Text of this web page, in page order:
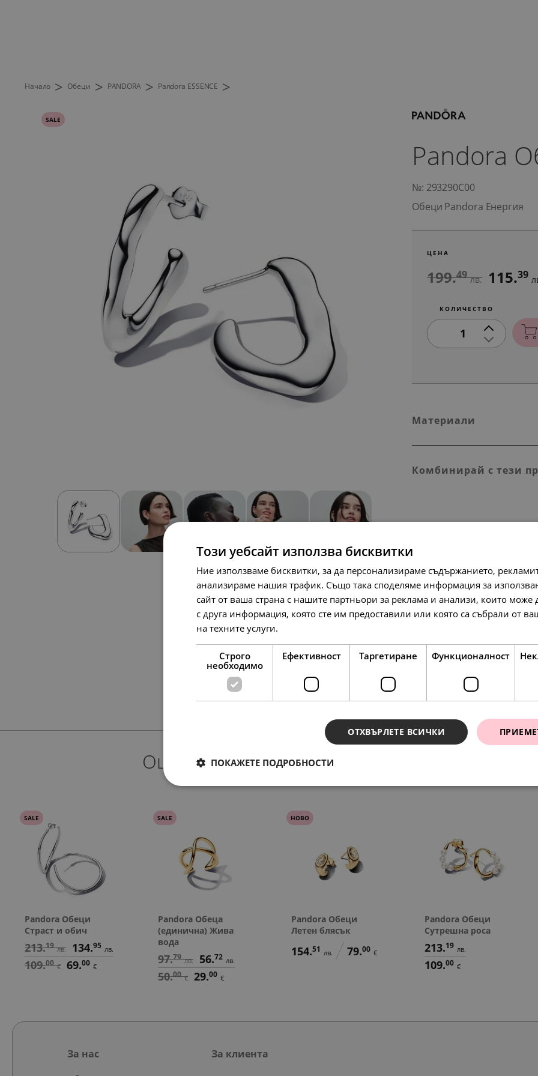
Начало > Обеци > PANDORA > Pandora ESSENCE >
SALE
Pandora
№: 293290C00
Обеци Pandora Енергия
ЦЕНА
199.49 лв. 115.39
КОЛИЧЕСТВО
1
Материали
Комбинирай с тези
258. 17 лв.
132.00 €
95.84 лв.
Още предложения
SALE
Pandora Обеци
Страст и обич
213.19 лв. 134.95 лв.
109.00 € 69.00 €
SALE
Pandora Обеца
(единична) Жива
вода
97.79 лв. 56.72 лв.
50.00 € 29.00 €
НОВО
Pandora Обеци
Летен блясък
154.51 лв. 79.00 €
Pandora Обеци
Сутрешна роса
213.19 лв.
109.00 €
За нас За клиента
Този уебсайт използва бисквитки
Ние използваме бисквитки, за да персонализираме съдържанието,
анализираме нашия трафик. Също така споделяме информация за
сайт от ваша страна с нашите партньори за реклама и анализи, които може
с друга информация, която сте им предоставили или която са събрали от
на техните услуги.
Строго
необходимо
Ефективност Таргетиране Функционалност
ОТХВЪРЛЕТЕ ВСИЧКИ
ПОКАЖЕТЕ ПОДРОБНОСТИ